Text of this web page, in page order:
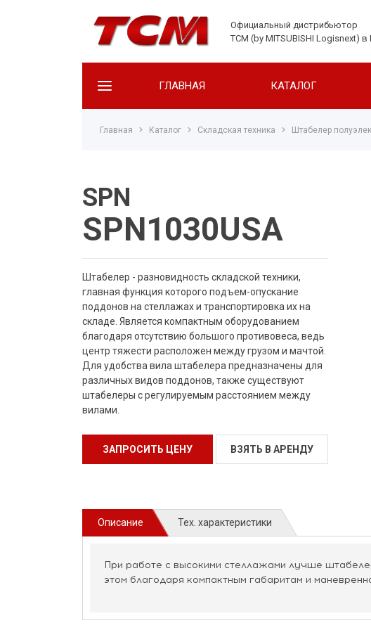
Официальный дистрибьютор
TCM (by MITSUBISHI Logisnext) в
ГЛАВНАЯ КАТАЛОГ
Главная Каталог Складская техника Штабелер
SPN
SPN1030USA
Штабелер - разновидность складской техники,
главная функция которого подъем-опускание
поддонов на стеллажах и транспортировка их на
складе. Является компактным оборудованием
благодаря отсутствию большого противовеса, ведь
центр тяжести расположен между грузом и мачтой.
Для удобства вила штабелера предназначены для
различных видов поддонов, также существуют
штабелеры с регулируемым расстоянием между
вилами.
ЗАПРОСИТЬ ЦЕНУ ВЗЯТЬ В АРЕНДУ
Описание Тех. характеристики
При работе с высокими стеллажами лучше
этом благодаря компактным габаритам и